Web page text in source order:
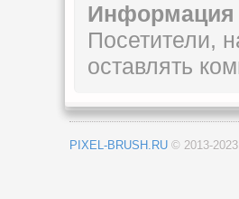
Информация
Посетители,
оставлять
PIXEL-BRUSH.RU © 2013-